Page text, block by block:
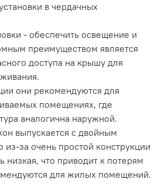
в чердачных
- обеспечить освещение и
преимуществом является
доступа на крышу для
они рекомендуются для
помещениях, где
аналогична наружной.
выпускается с двойным
из-за очень простой конструкции
низкая, что приводит к потерям
для жилых помещений.